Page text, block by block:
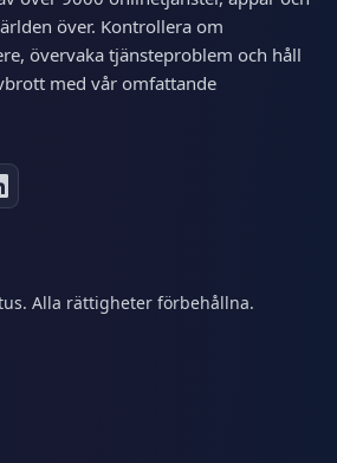
över. Kontrollera om
övervaka tjänsteproblem och håll
med vår omfattande
Alla rättigheter förbehållna.